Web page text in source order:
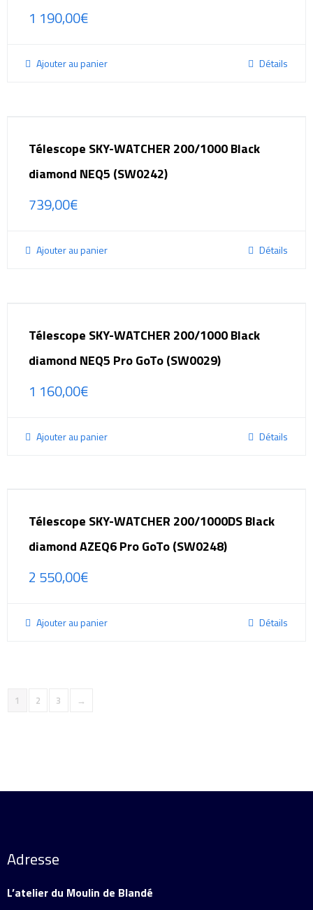
1 190,00€
Ajouter au panier Détails
Télescope SKY-WATCHER 200/1000 Black
diamond NEQ5 (SW0242)
739,00€
Ajouter au panier Détails
Télescope SKY-WATCHER 200/1000 Black
diamond NEQ5 Pro GoTo (SW0029)
1 160,00€
Ajouter au panier Détails
Télescope SKY-WATCHER 200/1000DS Black
diamond AZEQ6 Pro GoTo (SW0248)
2 550,00€
Ajouter au panier Détails
1 2 3 →
Adresse
L’atelier du Moulin de Blandé